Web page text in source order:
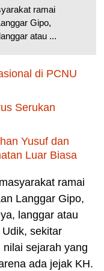
ramai
Gipo,
atau ...
di PCNU
Serukan
Yusuf dan
Luar Biasa
ramai
Langgar Gipo,
langgar atau
sekitar
sejarah yang
ada jejak KH.